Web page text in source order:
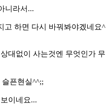
니라서...
고 하면 다시 바꿔봐야겠네요^
대없이 사는것엔 무엇인가 무
픈현실^^;;
이네요...